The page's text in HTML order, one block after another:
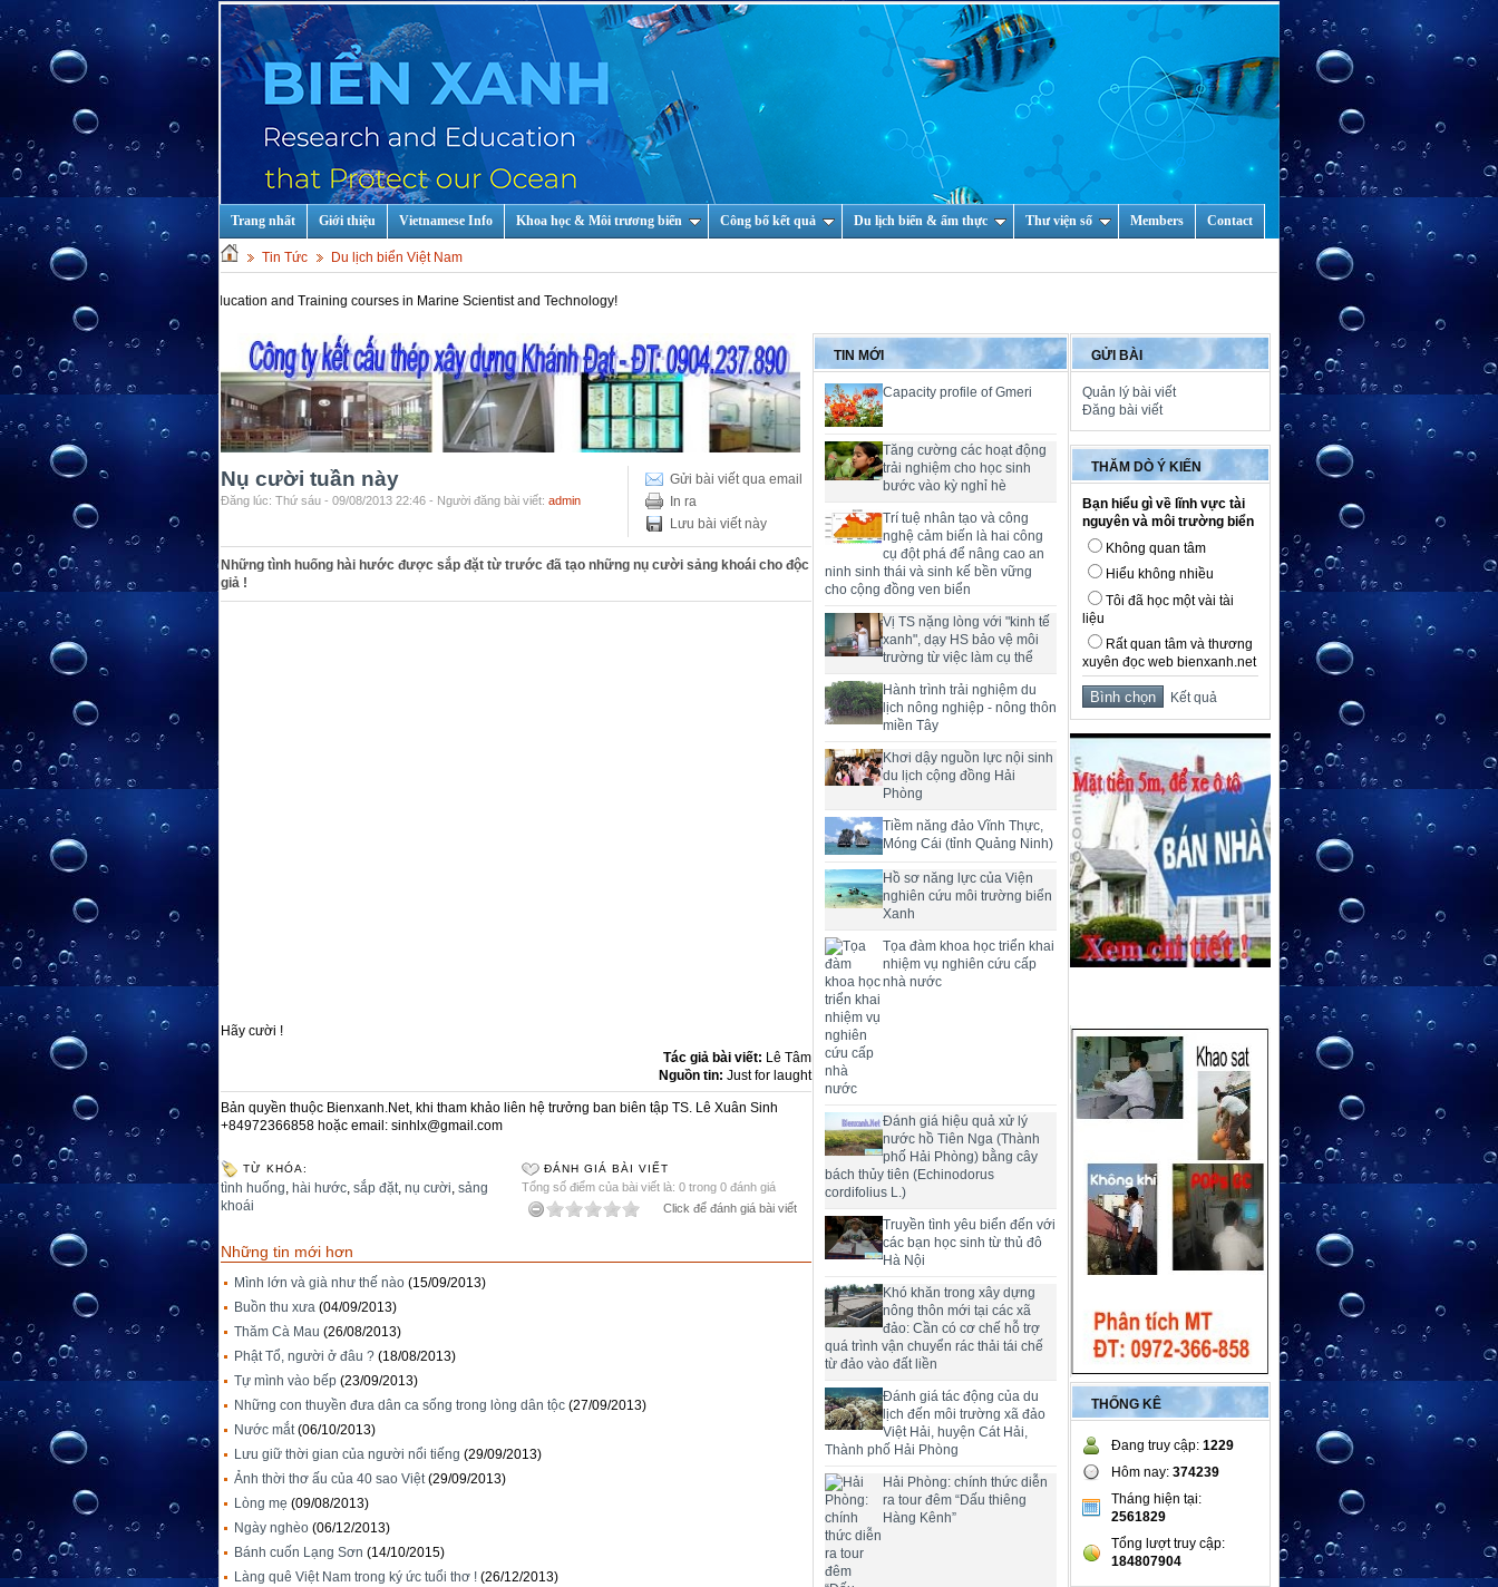
Trang nhất Giới thiệu Vietnamese Info Khoa học & Môi trương biển Công bố kết quả Du lịch biển & ẩm thực Thư viện số Members Contact
Tin Tức Du lịch biển Việt Nam
Hot keys: Education and Training courses in Marine Scientist and Technology!
Gửi bài viết qua email
In ra
Lưu bài viết này
Nụ cười tuần này
Đăng lúc: Thứ sáu - 09/08/2013 22:46 - Người đăng bài viết: admin
Những tình huống hài hước được sắp đặt từ trước đã tạo những nụ cười sảng khoái cho độc
giả !
Hãy cười !
Tác giả bài viết: Lê Tâm
Nguồn tin: Just for laught
Bản quyền thuộc Bienxanh.Net, khi tham khảo liên hệ trưởng ban biên tập TS. Lê Xuân Sinh
+84972366858 hoặc email: sinhlx@gmail.com
TỪ KHÓA:
tình huống, hài hước, sắp đặt, nụ cười, sảng
khoái
ĐÁNH GIÁ BÀI VIẾT
Tổng số điểm của bài viết là: 0 trong 0 đánh giá
Click để đánh giá bài viết
Những tin mới hơn
Mình lớn và già như thế nào (15/09/2013)
Buồn thu xưa (04/09/2013)
Thăm Cà Mau (26/08/2013)
Phật Tổ, người ở đâu ? (18/08/2013)
Tự mình vào bếp (23/09/2013)
Những con thuyền đưa dân ca sống trong lòng dân tộc (27/09/2013)
Nước mắt (06/10/2013)
Lưu giữ thời gian của người nổi tiếng (29/09/2013)
Ảnh thời thơ ấu của 40 sao Việt (29/09/2013)
Lòng mẹ (09/08/2013)
Ngày nghèo (06/12/2013)
Bánh cuốn Lạng Sơn (14/10/2015)
Làng quê Việt Nam trong ký ức tuổi thơ ! (26/12/2013)
TIN MỚI
Capacity profile of Gmeri
Tăng cường các hoạt động
trải nghiệm cho học sinh
bước vào kỳ nghỉ hè
Trí tuệ nhân tạo và công
nghệ cảm biến là hai công
cụ đột phá để nâng cao an
ninh sinh thái và sinh kế bền vững
cho cộng đồng ven biển
Vị TS nặng lòng với "kinh tế
xanh", dạy HS bảo vệ môi
trường từ việc làm cụ thể
Hành trình trải nghiệm du
lịch nông nghiệp - nông thôn
miền Tây
Khơi dậy nguồn lực nội sinh
du lịch cộng đồng Hải
Phòng
Tiềm năng đảo Vĩnh Thực,
Móng Cái (tỉnh Quảng Ninh)
Hồ sơ năng lực của Viện
nghiên cứu môi trường biển
Xanh
Tọa đàm khoa học triển khai
nhiệm vụ nghiên cứu cấp
nhà nước
Đánh giá hiệu quả xử lý
nước hồ Tiên Nga (Thành
phố Hải Phòng) bằng cây
bách thủy tiên (Echinodorus
cordifolius L.)
Truyền tình yêu biển đến với
các bạn học sinh từ thủ đô
Hà Nội
Khó khăn trong xây dựng
nông thôn mới tại các xã
đảo: Cần có cơ chế hỗ trợ
quá trình vận chuyển rác thải tái chế
từ đảo vào đất liền
Đánh giá tác động của du
lịch đến môi trường xã đảo
Việt Hải, huyện Cát Hải,
Thành phố Hải Phòng
Hải Phòng: chính thức diễn
ra tour đêm “Dấu thiêng
Hàng Kênh”
GỬI BÀI
Quản lý bài viết
Đăng bài viết
THĂM DÒ Ý KIẾN
Bạn hiểu gì về lĩnh vực tài
nguyên và môi trường biển
Không quan tâm
Hiểu không nhiều
Tôi đã học một vài tài
liệu
Rất quan tâm và thương
xuyên đọc web bienxanh.net
Kết quả
THỐNG KÊ
Đang truy cập: 1229
Hôm nay: 374239
Tháng hiện tại:
2561829
Tổng lượt truy cập:
184807904